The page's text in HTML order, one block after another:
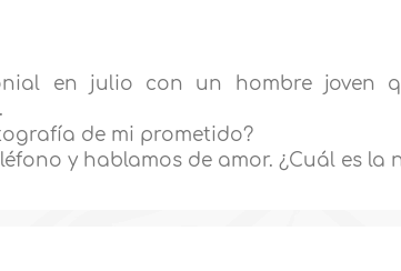
en julio con un hombre joven
de mi prometido?
y hablamos de amor. ¿Cuál es la